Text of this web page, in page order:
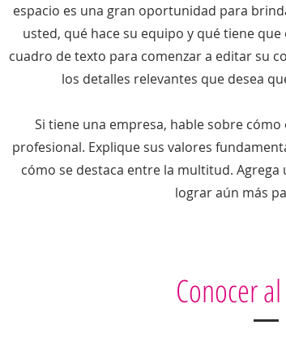
espacio es una gran oportunidad para
usted, qué hace su equipo y qué tiene
cuadro de texto para comenzar a editar su
los detalles relevantes que desea
Si tiene una empresa, hable sobre
profesional. Explique sus valores
cómo se destaca entre la multitud.
lograr aún más
Conocer